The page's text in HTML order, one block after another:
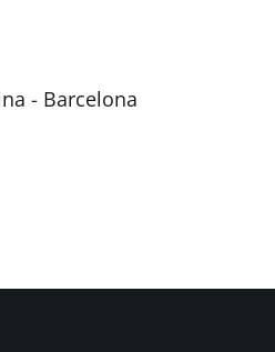
- Barcelona